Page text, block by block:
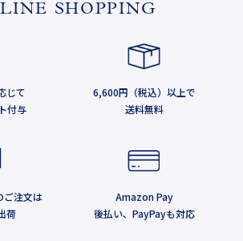
SHOPPING
じて
付与
6,600円（税込）以上で
送料無料
ご注文は
荷
Amazon Pay
後払い、PayPayも対応